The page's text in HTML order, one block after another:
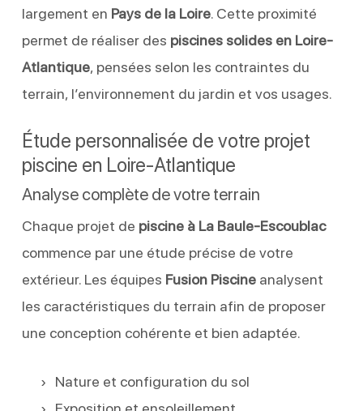
largement en Pays de la Loire. Cette proximité
permet de réaliser des piscines solides en Loire-
Atlantique, pensées selon les contraintes du
terrain, l’environnement du jardin et vos usages.
Étude personnalisée de votre projet
piscine en Loire-Atlantique
Analyse complète de votre terrain
Chaque projet de piscine à La Baule-Escoublac
commence par une étude précise de votre
extérieur. Les équipes Fusion Piscineanalysent
les caractéristiques du terrain afin de proposer
une conception cohérente et bien adaptée.
Nature et configuration du sol